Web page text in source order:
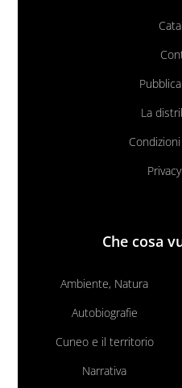
La
Che cosa
Ambiente, Natura
Autobiografie
Cuneo e il territorio
Narrativa